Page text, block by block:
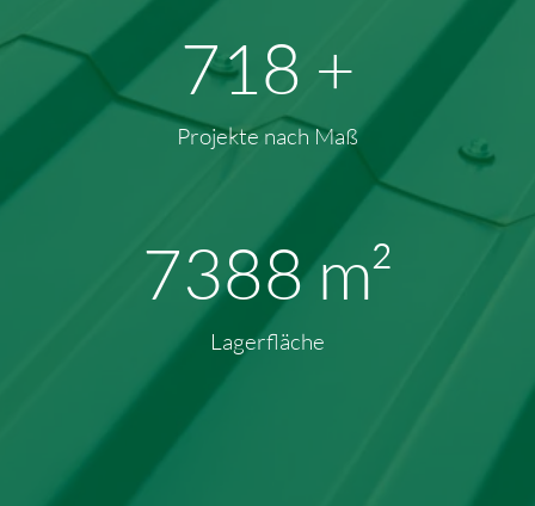
906 +
Projekte nach Maß
9603m²
Lagerfläche